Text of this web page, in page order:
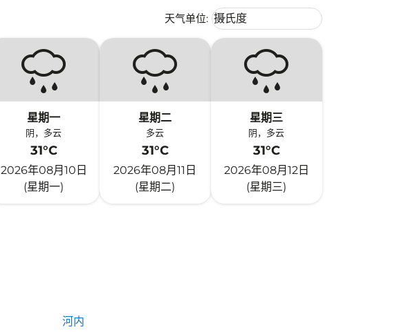
天气单位: Weather unit option 摄氏度
摄氏度
keyboard_arrow_down
星期一
阴，多云
31°C
2026年08月10日
(星期一)
星期二
多云
31°C
2026年08月11日
(星期二)
星期三
阴，多云
31°C
2026年08月12日
(星期三)
河内